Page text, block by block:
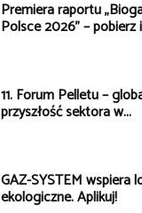
Premiera raportu
Polsce 2026” – pobierz
11. Forum Pelletu –
przyszłość sektora w...
GAZ-SYSTEM wspiera
ekologiczne. Aplikuj!